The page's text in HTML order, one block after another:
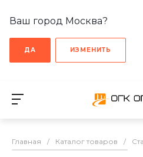
Ваш город Москва?
ДА ИЗМЕНИТЬ
Главная / Каталог товаров /